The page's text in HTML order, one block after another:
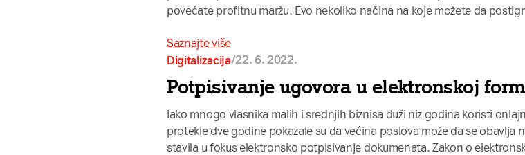
povećate profitnu maržu. Evo nekoliko načina na koje možete da
Saznajte više
Digitalizacija/22. 6. 2022.
Potpisivanje ugovora u elektronskoj
Iako mnogo vlasnika malih i srednjih biznisa duži niz godina koristi
protekle dve godine pokazale su da većina poslova može da se obavlja
stavila u fokus elektronsko potpisivanje dokumenata. Zakon o